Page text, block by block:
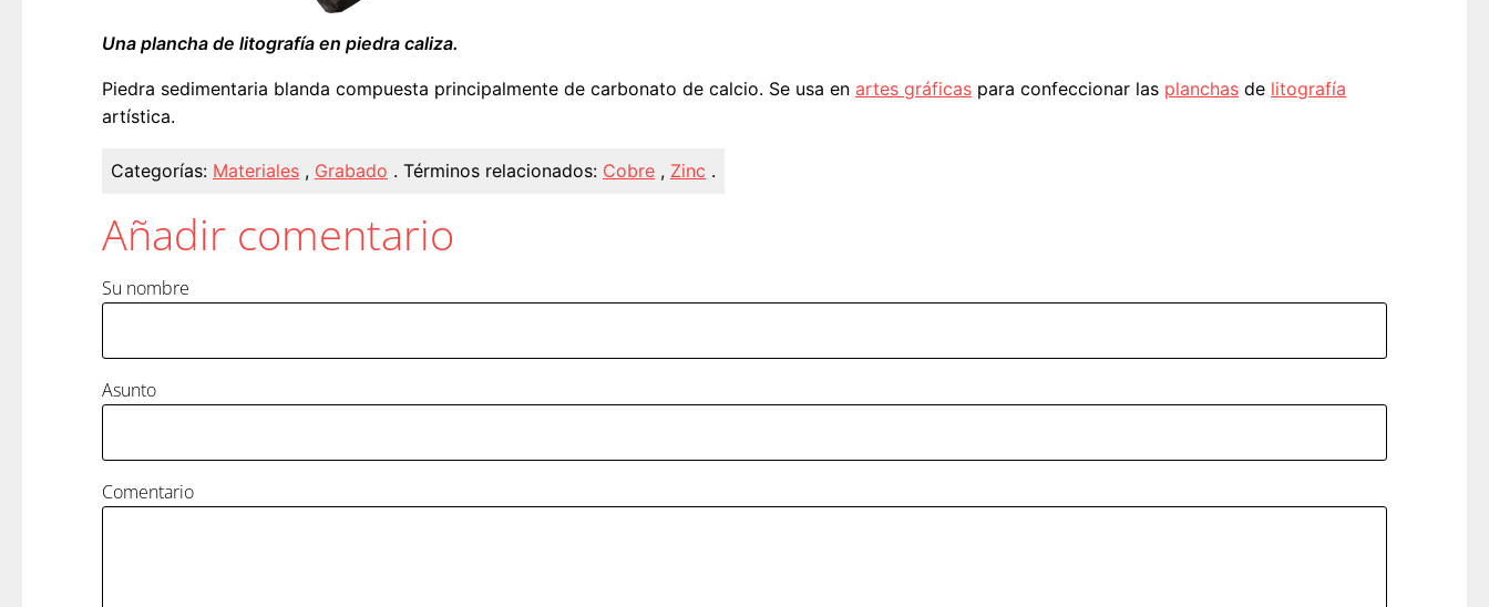
Una plancha de litografía en piedra caliza.
Piedra sedimentaria blanda compuesta principalmente de carbonato de calcio. Se usa en artes gráficas para confeccionar las planchas de litografía
artística.
Categorías: Materiales , Grabado . Términos relacionados: Cobre , Zinc .
Añadir comentario
Su nombre
Asunto
Comentario